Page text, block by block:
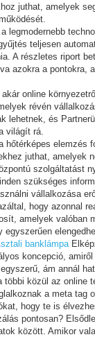
juthat, amelyek
legmodernebb
teljesen
A részletes riport
azokra a pontokra,
online
révén
lehetnek, és
világít rá.
hőtérképes elemzés
juthat, amelyek
szolgáltatást
szükséges
vállalkozása
hogy azonnal
amelyek valóban
banklámpa
koncepció,
ám annál
többi közül az online
a meta tag
hogy te is
pontosan?
között. Amikor